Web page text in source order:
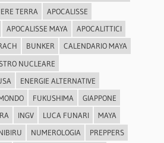
TERRA
APOCALISSE
APOCALISSE MAYA
APOCALITTICI
BUNKER
CALENDARIO MAYA
NUCLEARE
ENERGIE ALTERNATIVE
FUKUSHIMA
GIAPPONE
INGV LUCA FUNARI
MAYA
NUMEROLOGIA PREPPERS